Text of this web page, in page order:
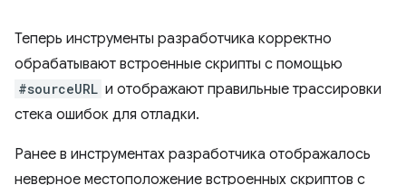
Теперь инструменты разработчика корректно
обрабатывают встроенные скрипты с помощью
#sourceURL и отображают правильные трассировки
стека ошибок для отладки.
Ранее в инструментах разработчика отображалось
неверное местоположение встроенных скриптов с